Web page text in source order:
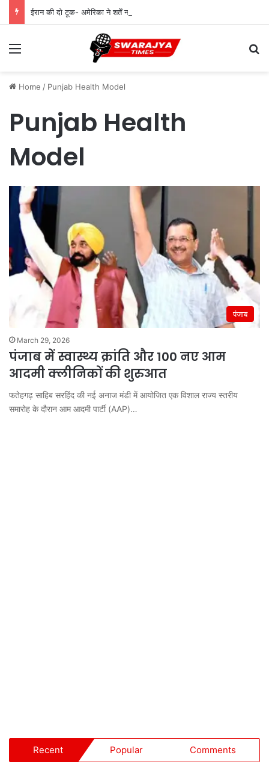
ईरान की दो टूक- अमेरिका ने शर्तें नहीं मानीं तो नहीं खुलेगा होर्मुज जलडमरूमध्य
Menu
Home / Punjab Health Model
Punjab Health
Model
पंजाब
March 29, 2026
पंजाब में स्वास्थ्य क्रांति और 100 नए आम
आदमी क्लीनिकों की शुरुआत
फतेहगढ़ साहिब सरहिंद की नई अनाज मंडी में आयोजित एक विशाल राज्य स्तरीय
समारोह के दौरान आम आदमी पार्टी (AAP)…
Recent Popular Comments